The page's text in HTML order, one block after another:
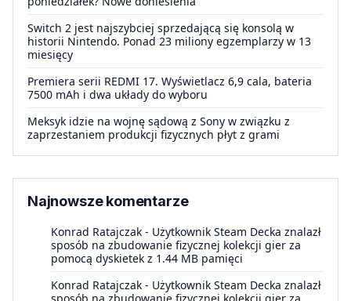
Switch 2 jest najszybciej sprzedającą się konsolą w
historii Nintendo. Ponad 23 miliony egzemplarzy w 13
miesięcy
Premiera serii REDMI 17. Wyświetlacz 6,9 cala, bateria
7500 mAh i dwa układy do wyboru
Meksyk idzie na wojnę sądową z Sony w związku z
zaprzestaniem produkcji fizycznych płyt z grami
Najnowsze komentarze
Konrad Ratajczak - Użytkownik Steam Decka znalazł
sposób na zbudowanie fizycznej kolekcji gier za
pomocą dyskietek z 1.44 MB pamięci
Konrad Ratajczak - Użytkownik Steam Decka znalazł